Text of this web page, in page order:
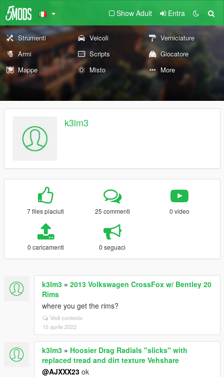
Show Adult Entra
Strumenti Veicoli
Verniciature
Armi
Scripts
Giocatore
Mappe
Misto More
k3lm3
7 files piaciuti 25 commenti 0 video
0 caricamenti 0 seguaci
k3lm3 » 2013 Volkswagen CrossFox w/ Bentley 20
Rims
where you get the rims?
Vedi contesto
15 aprile 2022
k3lm3 » Hoosier Drag Radials "slicks" with
replaced tread and dirt texture Vehshare
@AJXXX23 ok